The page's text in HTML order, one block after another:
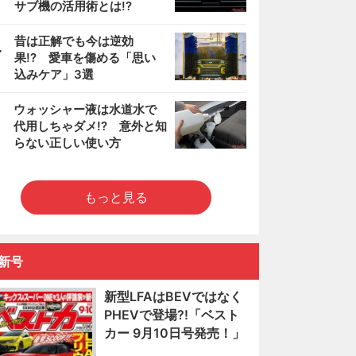
サブ機の活用術とは!?
昔は正解でも今は逆効
果!? 愛車を傷める「思い
込みケア」3選
ウォッシャー液は水道水で
代用しちゃダメ!? 意外と知
らない正しい使い方
もっと見る
号
新型LFAはBEVではなく
PHEVで登場?!「ベスト
カー 9月10日号発売！」